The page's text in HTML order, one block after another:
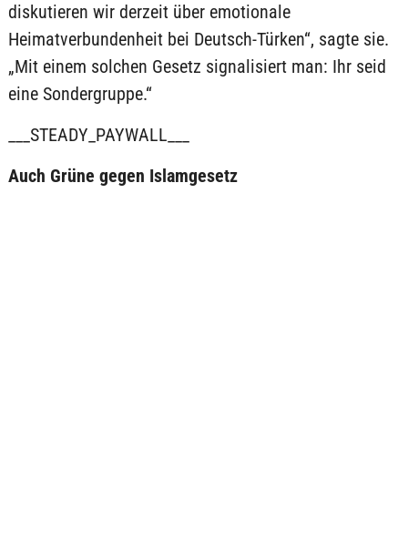
diskutieren wir derzeit über emotionale
Heimatverbundenheit bei Deutsch-Türken“, sagte sie.
„Mit einem solchen Gesetz signalisiert man: Ihr seid
eine Sondergruppe.“
___STEADY_PAYWALL___
Auch Grüne gegen Islamgesetz